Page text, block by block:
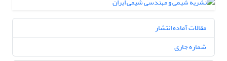
مقالات آماده انتشار
شماره جاری